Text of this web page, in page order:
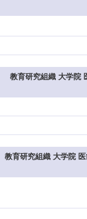
教育研究組織 大学院
教育研究組織 大学院